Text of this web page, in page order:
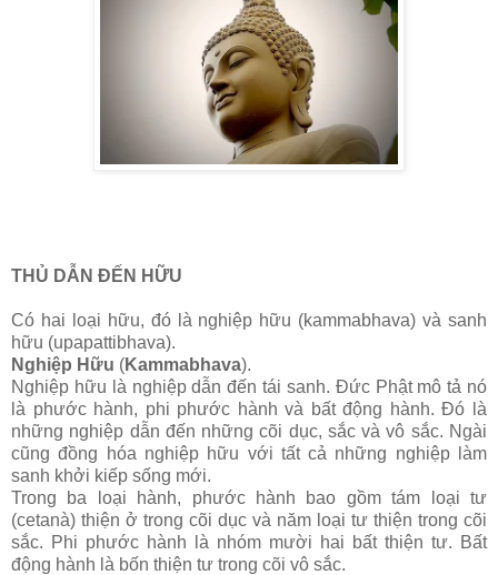
THỦ DẪN ĐẾN HỮU
Có hai loại hữu, đó là nghiệp hữu (kammabhava) và sanh
hữu (upapattibhava).
Nghiệp Hữu (Kammabhava).
Nghiệp hữu là nghiệp dẫn đến tái sanh. Ðức Phật mô tả nó
là phước hành, phi phước hành và bất động hành. Ðó là
những nghiệp dẫn đến những cõi dục, sắc và vô sắc. Ngài
cũng đồng hóa nghiệp hữu với tất cả những nghiệp làm
sanh khởi kiếp sống mới.
Trong ba loại hành, phước hành bao gồm tám loại tư
(cetanà) thiện ở trong cõi dục và năm loại tư thiện trong cõi
sắc. Phi phước hành là nhóm mười hai bất thiện tư. Bất
động hành là bốn thiện tư trong cõi vô sắc.